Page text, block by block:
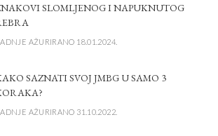
SLOMLJENOG I NAPUKNUTOG
AŽURIRANO 18.01.2024.
SAZNATI SVOJ JMBG U SAMO 3
AŽURIRANO 31.10.2022.